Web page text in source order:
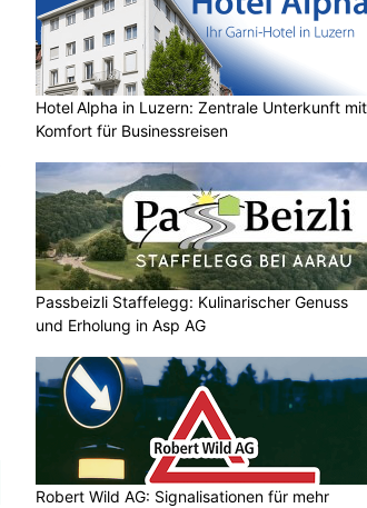
Hotel Alpha in Luzern: Zentrale Unterkunft mit
Komfort für Businessreisen
Passbeizli Staffelegg: Kulinarischer Genuss
und Erholung in Asp AG
Robert Wild AG: Signalisationen für mehr